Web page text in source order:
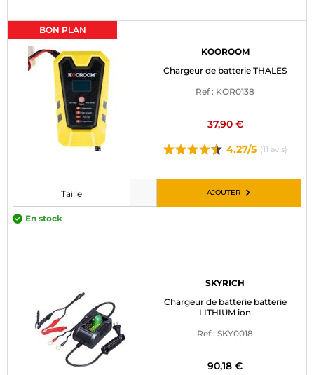
BON PLAN
KOOROOM
Chargeur de batterie THALES
Ref : KOR0138
37,90 €
4.27/5 (11 avis)
Veuillez choisir une taille avant d’ajouter au panier
Taille
En stock
AJOUTER
SKYRICH
Chargeur de batterie batterie
LITHIUM ion
Ref : SKY0018
90,18 €